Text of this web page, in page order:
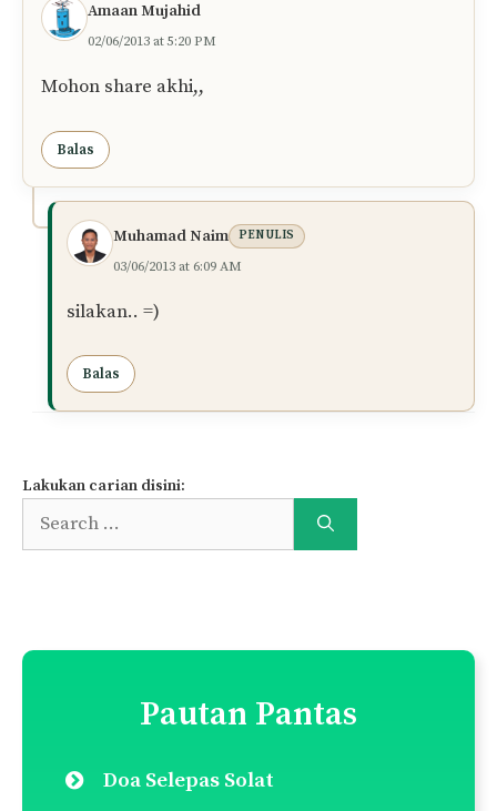
Amaan Mujahid
02/06/2013 at 5:20 PM
Mohon share akhi,,
Balas
Muhamad Naim PENULIS
03/06/2013 at 6:09 AM
silakan.. =)
Balas
Lakukan carian disini:
Search
for:
Pautan Pantas
Doa Selepas Solat